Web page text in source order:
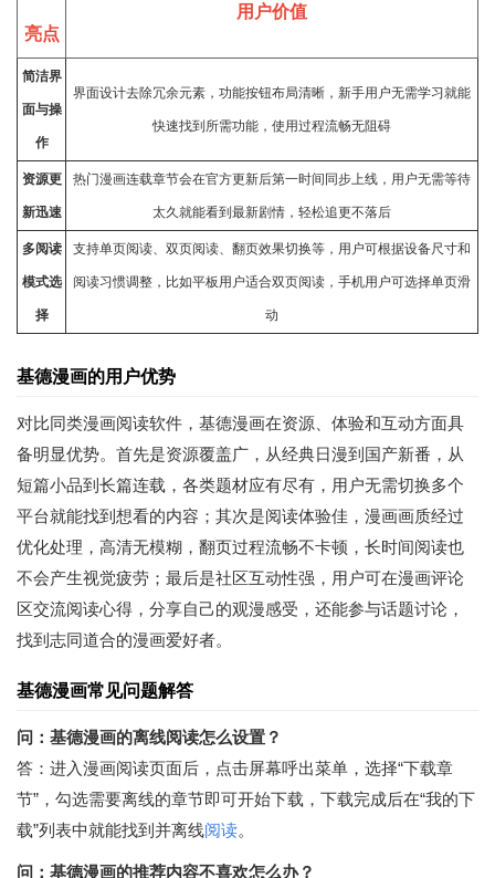
亮点
用户价值
简洁界
面与操
作
界面设计去除冗余元素，功能按钮布局清晰，新手用户无需学习 就能
快速找到所需功能，使用过程流畅无阻碍
资源更
新迅速
热门漫画连载章节会在官方更新后第一时间同步上线，用户无需等待
太久就能看到最新剧情，轻松追更不落后
多阅读
模式选
择
支持单页阅读、双页阅读、翻页效果切换等，用户可根据设备尺寸和
阅读习惯调整，比如平板用户适合双页阅读，手机用户可选择单页滑
动
基德漫画的用户优势
对比同类漫画阅读软件，基德漫画在资源、体验和互动方面具
备明显优势。首先是资源覆盖广，从经典日漫到国产新番，从
短篇小品到长篇连载，各类题材应有尽有，用户无需切换多个
平台就能找到想看的内容；其次是阅读体验佳，漫画画质经过
优化处理，高清无模糊，翻页过程流畅不卡顿，长时间阅读也
不会产生视觉疲劳；最后是社区互动性强，用户可在漫画评论
区交流阅读心得，分享自己的观漫感受，还能参与话题讨论，
找到志同道合的漫画爱好者。
基德漫画常见问题解答
问：基德漫画的离线阅读怎么设置？
答：进入漫画阅读页面后，点击屏幕呼出菜单，选择“下载章
节”，勾选需要离线的章节即可开始下载，下载完成后在“我的下
载”列表中就能找到并离线阅读。
问：基德漫画的推荐内容不喜欢怎么办？